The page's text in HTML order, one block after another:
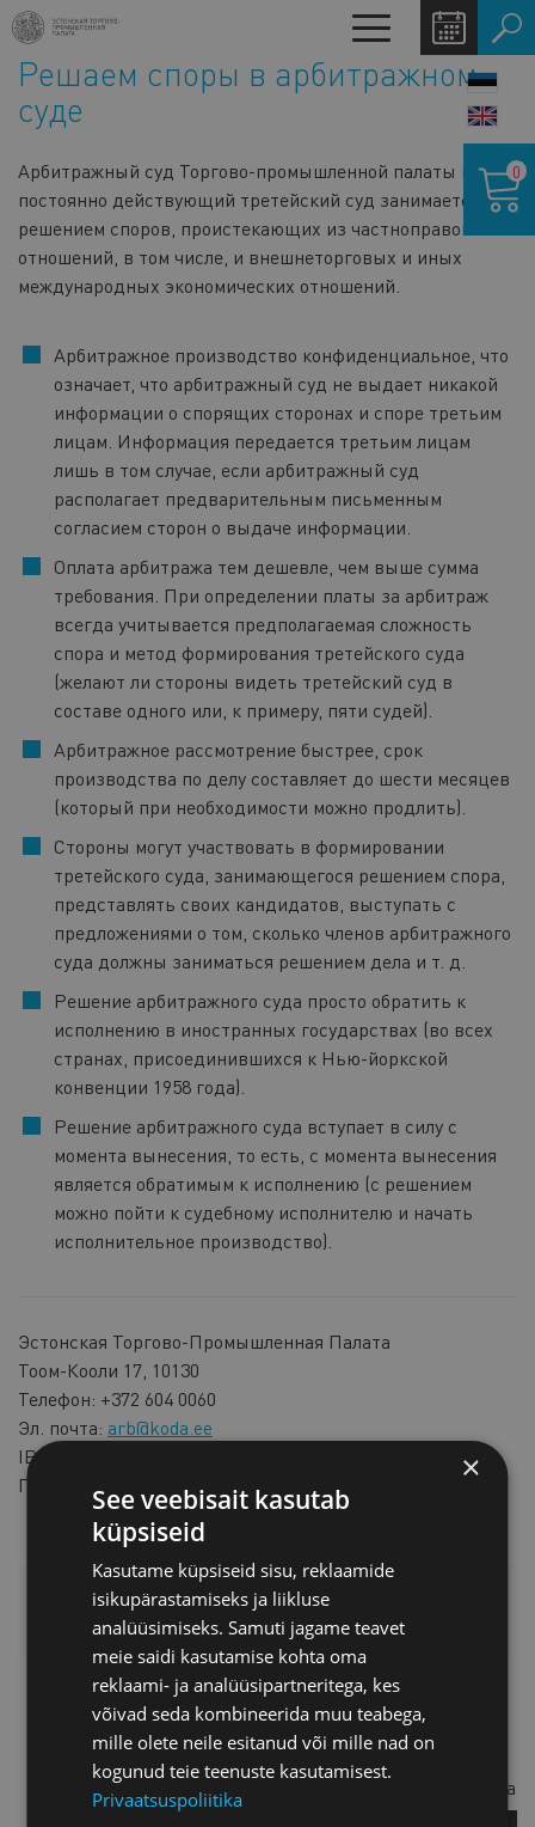
Перейти
основному
содержанию
Toggle
navigation
Решаем споры в арбитражном
суде
Арбитражный суд Торгово-промышленной палаты как
постоянно действующий третейский суд занимается
решением споров, проистекающих из частноправовых
отношений, в том числе, и внешнеторговых и иных
международных экономических отношений.
Арбитражное производство конфиденциальное, что
означает, что арбитражный суд не выдает никакой
информации о спорящих сторонах и споре третьим
лицам. Информация передается третьим лицам
лишь в том случае, если арбитражный суд
располагает предварительным письменным
согласием сторон о выдаче информации.
Оплата арбитража тем дешевле, чем выше сумма
требования. При определении платы за арбитраж
всегда учитывается предполагаемая сложность
спора и метод формирования третейского суда
(желают ли стороны видеть третейский суд в
составе одного или, к примеру, пяти судей).
Арбитражное рассмотрение быстрее, срок
производства по делу составляет до шести месяцев
(который при необходимости можно продлить).
Стороны могут участвовать в формировании
третейского суда, занимающегося решением спора,
представлять своих кандидатов, выступать с
предложениями о том, сколько членов арбитражного
суда должны заниматься решением дела и т. д.
Решение арбитражного суда просто обратить к
исполнению в иностранных государствах (во всех
странах, присоединившихся к Нью-йоркской
конвенции 1958 года).
Решение арбитражного суда вступает в силу с
момента вынесения, то есть, с момента вынесения
является обратимым к исполнению (с решением
можно пойти к судебному исполнителю и начать
исполнительное производство).
Эстонская Торгово-Промышленная Палата
Тоом-Кооли 17, 10130
Телефон: +372 604 0060
Эл. почта: arb@koda.ee
IBAN: EE352200221010759340 (Эстонская Торгово-
Промышленная Палата), код 767 Swedbank
Корзина
0
ДОПОЛНИТЕЛЬНАЯ ИНФОРМАЦИЯ
Анастасия
Незговорова-Замула
Секретарь арбитражного суда
×
See veebisait kasutab
küpsiseid
Kasutame küpsiseid sisu, reklaamide
isikupärastamiseks ja liikluse
analüüsimiseks. Samuti jagame teavet
meie saidi kasutamise kohta oma
reklaami- ja analüüsipartneritega, kes
võivad seda kombineerida muu teabega,
mille olete neile esitanud või mille nad on
kogunud teie teenuste kasutamisest.
Privaatsuspoliitika